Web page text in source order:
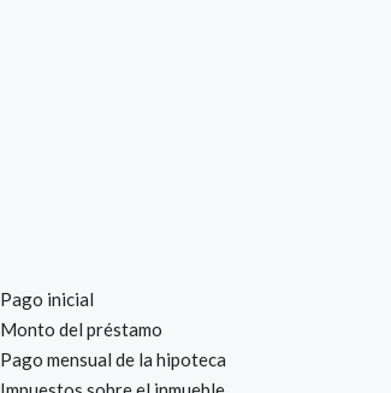
Pago inicial
Monto del préstamo
Pago mensual de la hipoteca